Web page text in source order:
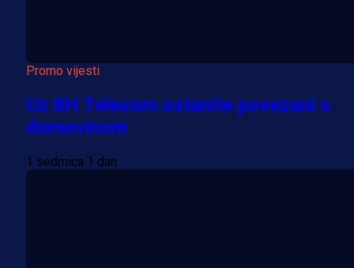
Promo vijesti
Uz BH Telecom ostanite povezani s
domovinom
1 sedmica 1 dan